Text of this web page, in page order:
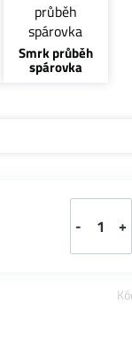
Smrk průběh
spárovka
- +